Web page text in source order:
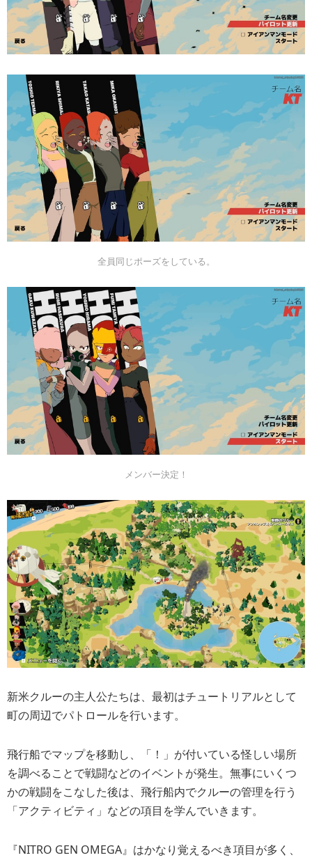
全員同じポーズをしている。
メンバー決定！
新米クルーの主人公たちは、最初はチュートリアルとして
町の周辺でパトロールを行います。
飛行船でマップを移動し、「！」が付いている怪しい場所
を調べることで戦闘などのイベントが発生。無事にいくつ
かの戦闘をこなした後は、飛行船内でクルーの管理を行う
「アクティビティ」などの項目を学んでいきます。
『NITRO GEN OMEGA』はかなり覚えるべき項目が多く、